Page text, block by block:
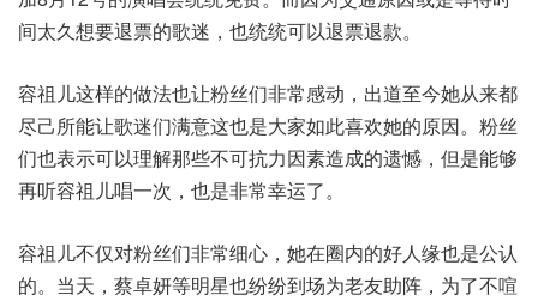
间太久想要退票的歌迷，也统统可以退票退款。
容祖儿这样的做法也让粉丝们非常感动，出道至今她从来都
尽己所能让歌迷们满意这也是大家如此喜欢她的原因。粉丝
们也表示可以理解那些不可抗力因素造成的遗憾，但是能够
再听容祖儿唱一次，也是非常幸运了。
容祖儿不仅对粉丝们非常细心，她在圈内的好人缘也是公认
的。当天，蔡卓妍等明星也纷纷到场为老友助阵，为了不喧